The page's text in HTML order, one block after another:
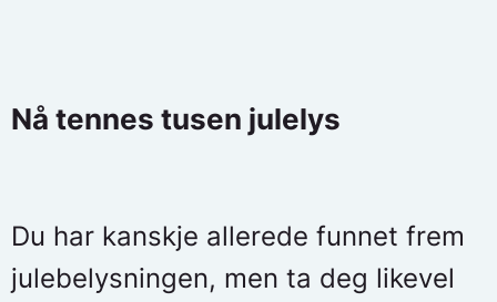
Nå tennes tusen julelys
Du har kanskje allerede funnet frem
julebelysningen, men ta deg likevel